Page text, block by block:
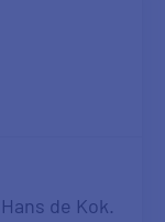
de Kok.